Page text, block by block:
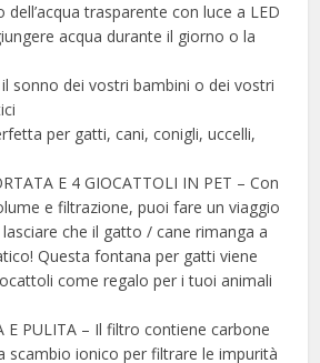
dell’acqua trasparente con luce a LED
acqua durante il giorno o la
sonno dei vostri bambini o dei vostri
per gatti, cani, conigli, uccelli,
E 4 GIOCATTOLI IN PET – Con
e filtrazione, puoi fare un viaggio
che il gatto / cane rimanga a
Questa fontana per gatti viene
come regalo per i tuoi animali
E PULITA – Il filtro contiene carbone
scambio ionico per filtrare le impurità